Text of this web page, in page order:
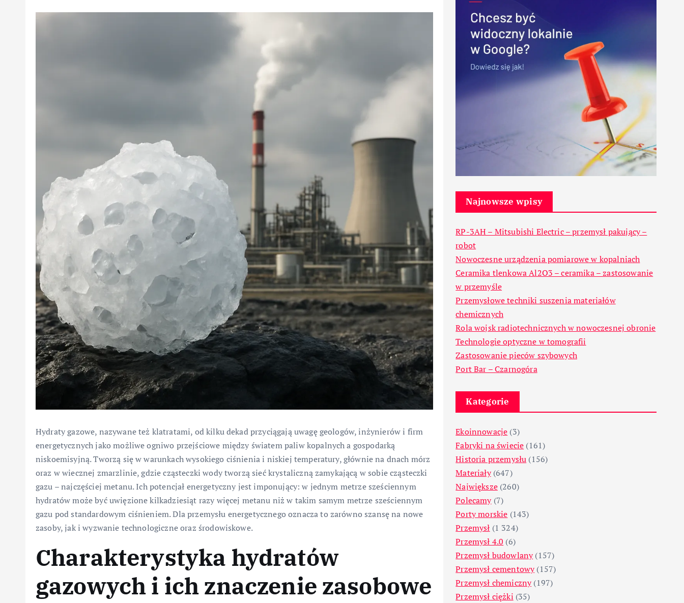
Hydraty gazowe, nazywane też klatratami, od kilku dekad przyciągają uwagę geologów, inżynierów i firm
energetycznych jako możliwe ogniwo przejściowe między światem paliw kopalnych a gospodarką
niskoemisyjną. Tworzą się w warunkach wysokiego ciśnienia i niskiej temperatury, głównie na dnach mórz
oraz w wiecznej zmarzlinie, gdzie cząsteczki wody tworzą sieć krystaliczną zamykającą w sobie cząsteczki
gazu – najczęściej metanu. Ich potencjał energetyczny jest imponujący: w jednym metrze sześciennym
hydratów może być uwięzione kilkadziesiąt razy więcej metanu niż w takim samym metrze sześciennym
gazu pod standardowym ciśnieniem. Dla przemysłu energetycznego oznacza to zarówno szansę na nowe
zasoby, jak i wyzwanie technologiczne oraz środowiskowe.
Charakterystyka hydratów
gazowych i ich znaczenie zasobowe
Najnowsze wpisy
RP-3AH – Mitsubishi Electric – przemysł pakujący –
robot
Nowoczesne urządzenia pomiarowe w kopalniach
Ceramika tlenkowa Al2O3 – ceramika – zastosowanie
w przemyśle
Przemysłowe techniki suszenia materiałów
chemicznych
Rola wojsk radiotechnicznych w nowoczesnej obronie
Technologie optyczne w tomografii
Zastosowanie pieców szybowych
Port Bar – Czarnogóra
Kategorie
Ekoinnowacje (3)
Fabryki na świecie (161)
Historia przemysłu (156)
Materiały(647)
Największe(260)
Polecamy(7)
Porty morskie (143)
Przemysł (1 324)
Przemysł 4.0 (6)
Przemysł budowlany(157)
Przemysł cementowy(157)
Przemysł chemiczny(197)
Przemysł ciężki (35)